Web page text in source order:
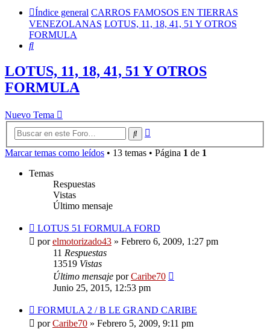
Índice general CARROS FAMOSOS EN TIERRAS
VENEZOLANAS LOTUS, 11, 18, 41, 51 Y OTROS
FORMULA
Buscar
LOTUS, 11, 18, 41, 51 Y OTROS
FORMULA
Nuevo Tema
Buscar
Marcar temas como leídos • 13 temas • Página 1 de 1
Temas
Respuestas
Vistas
Último mensaje
LOTUS 51 FORMULA FORD
porelmotorizado43 » Febrero 6, 2009, 1:27 pm
11 Respuestas
13519 Vistas
Último mensaje porCaribe70
Junio 25, 2015, 12:53 pm
FORMULA 2 / B LE GRAND CARIBE
porCaribe70 » Febrero 5, 2009, 9:11 pm